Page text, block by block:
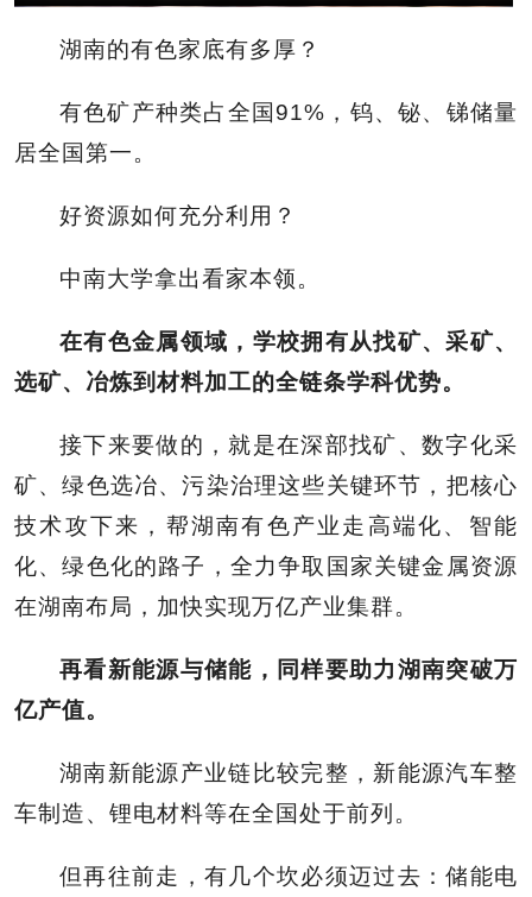
湖南的有色家底有多厚？
有色矿产种类占全国91%，钨、铋、锑储量
居全国第一。
好资源如何充分利用？
中南大学拿出看家本领。
在有色金属领域，学校拥有从找矿、采矿、
选矿、冶炼到材料加工的全链条学科优势。
接下来要做的，就是在深部找矿、数字化采
矿、绿色选冶、污染治理这些关键环节，把核心
技术攻下来，帮湖南有色产业走高端化、智能
化、绿色化的路子，全力争取国家关键金属资源
在湖南布局，加快实现万亿产业集群。
再看新能源与储能，同样要助力湖南突破万
亿产值。
湖南新能源产业链比较完整，新能源汽车整
车制造、锂电材料等在全国处于前列。
但再往前走，有几个坎必须迈过去：储能电